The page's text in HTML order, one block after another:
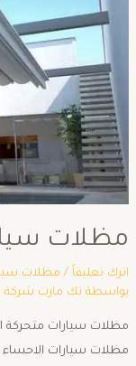
مظلات
اترك تعليقاً / مظلات
بواسطة تك مارت شركة
مظلات سيارات متحركة
مظلات سيارات الاحساء ،